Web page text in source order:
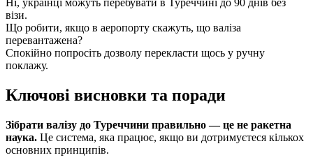
Ні, українці можуть перебувати в Туреччині до 90 днів без
візи.
Що робити, якщо в аеропорту скажуть, що валіза
перевантажена?
Спокійно попросіть дозволу перекласти щось у ручну
поклажу.
Ключові висновки та поради
Зібрати валізу до Туреччини правильно — це не ракетна
наука. Це система, яка працює, якщо ви дотримуєтеся кількох
основних принципів.